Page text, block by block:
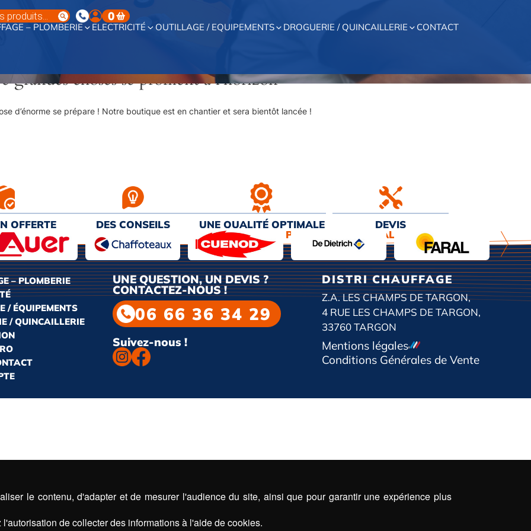
0
– PLOMBERIE ELECTRICITÉ OUTILLAGE / EQUIPEMENTS DROGUERIE / QUINCAILLERIE CONTACT
grandes choses se profilent à l’horizon
d’énorme se prépare ! Notre boutique est en chantier et sera bientôt lancée !
OFFERTE
D’ACHAT
DES CONSEILS
PERSONNALISÉS
UNE QUALITÉ OPTIMALE
AU MEILLEUR PRIX
DEVIS
& INSTALLATION
– PLOMBERIE
/ ÉQUIPEMENTS
/ QUINCAILLERIE
UNE QUESTION, UN DEVIS ?
CONTACTEZ-NOUS !
06 66 36 34 29
Suivez-nous !
DISTRI CHAUFFAGE
Z.A. LES CHAMPS DE TARGON,
4 RUE LES CHAMPS DE TARGON,
33760 TARGON
Mentions légales
Conditions Générales de Vente
le contenu, d'adapter et de mesurer l'audience du site, ainsi que pour garantir une expérience plus
de collecter des informations à l'aide de cookies.